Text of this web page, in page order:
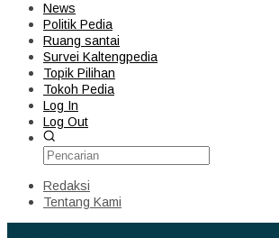
News
Politik Pedia
Ruang santai
Survei Kaltengpedia
Topik Pilihan
Tokoh Pedia
Log In
Log Out
Redaksi
Tentang Kami